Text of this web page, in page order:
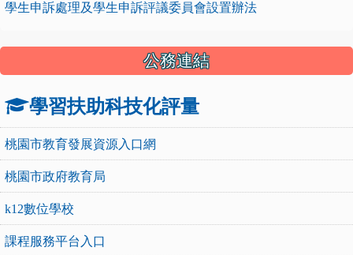
學生申訴處理及學生申訴評議委員會設置辦法
公務連結
學習扶助科技化評量
桃園市教育發展資源入口網
桃園市政府教育局
k12數位學校
課程服務平台入口